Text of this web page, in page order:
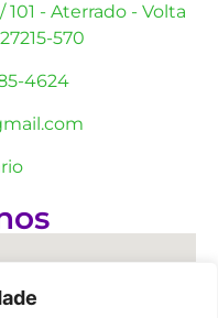
101 - Aterrado - Volta
570
4624